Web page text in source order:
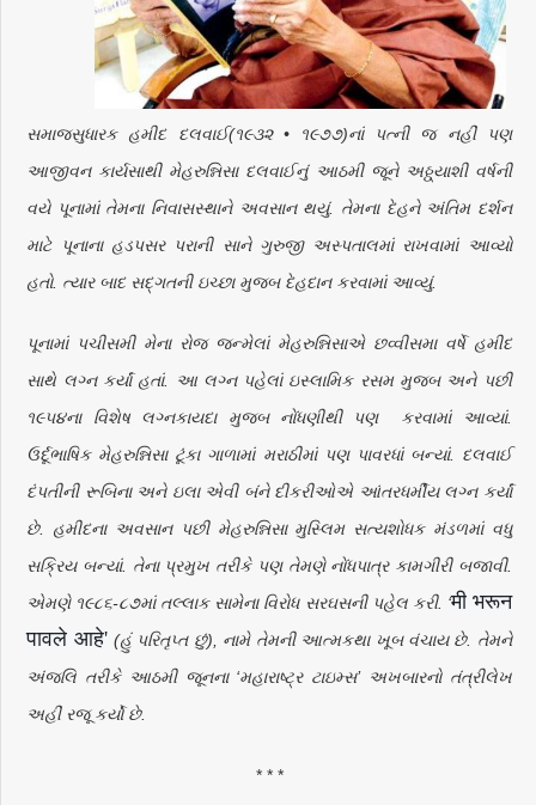
સમાજસુધારક હમીદ દલવાઈ(૧૯૩૨ • ૧૯૭૭)નાં પત્ની જ નહીં પણ
આજીવન કાર્યસાથી મેહરુન્નિસા દલવાઈનું આઠમી જૂને અઠ્ઠ્યાશી વર્ષની
વયે પૂનામાં તેમના નિવાસસ્થાને અવસાન થયું. તેમના દેહને અંતિમ દર્શન
માટે પૂનાના હડપસર પરાની સાને ગુરુજી અસ્પતાલમાં રાખવામાં આવ્યો
હતો. ત્યાર બાદ સદ્‌ગતની ઇચ્છા મુજબ દેહદાન કરવામાં આવ્યું.
પૂનામાં પચીસમી મેના રોજ જન્મેલાં મેહરુન્નિસાએ છવ્વીસમા વર્ષે હમીદ
સાથે લગ્ન કર્યાં હતાં. આ લગ્ન પહેલાં ઇસ્લામિક રસમ મુજબ અને પછી
૧૯૫૪ના વિશેષ લગ્નકાયદા મુજબ નોંધણીથી પણ કરવામાં આવ્યાં.
ઉર્દૂભાષિક મેહરુન્નિસા ટૂંકા ગાળામાં મરાઠીમાં પણ પાવરધાં બન્યાં. દલવાઈ
દંપતીની રૂબિના અને ઇલા એવી બંને દીકરીઓએ આંતરધર્મીય લગ્ન કર્યાં
છે. હમીદના અવસાન પછી મેહરુન્નિસા મુસ્લિમ સત્યશોધક મંડળમાં વધુ
સક્રિય બન્યાં. તેના પ્રમુખ તરીકે પણ તેમણે નોંધપાત્ર કામગીરી બજાવી.
એમણે ૧૯૮૬-૮૭માં તલ્લાક સામેના વિરોધ સરઘસની પહેલ કરી. ‘मी भरून
पावले आहे'(હું પરિતૃપ્ત છું), નામે તેમની આત્મકથા ખૂબ વંચાય છે. તેમને
અંજલિ તરીકે આઠમી જૂનના ‘મહારાષ્ટ્ર ટાઇમ્સ’ અખબારનો તંત્રીલેખ
અહીં રજૂ કર્યો છે.
* * *